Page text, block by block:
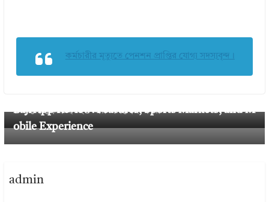
কর্মচারীর মৃত্যুতে পেনশন প্রাপ্তির যোগ্য সদস্যবৃন্দ।
৯ম পে স্কেল ২০২৬ এর সর্বশেষ খবর
Baji App Review: Features, Sports Markets, and M
obile Experience
admin